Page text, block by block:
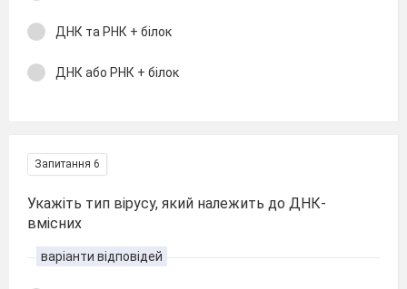
ДНК та РНК + білок
ДНК або РНК + білок
Запитання 6
Укажіть тип вірусу, який належить до ДНК-
вмісних
варіанти відповідей